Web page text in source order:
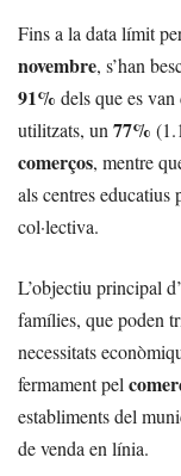
Fins a la data límit
novembre, s’han
91% dels que es
utilitzats, un 77%
comerços, mentre
als centres educatius
col·lectiva.
L’objectiu principal
famílies, que poden
necessitats
fermament pel
establiments del
de venda en línia.